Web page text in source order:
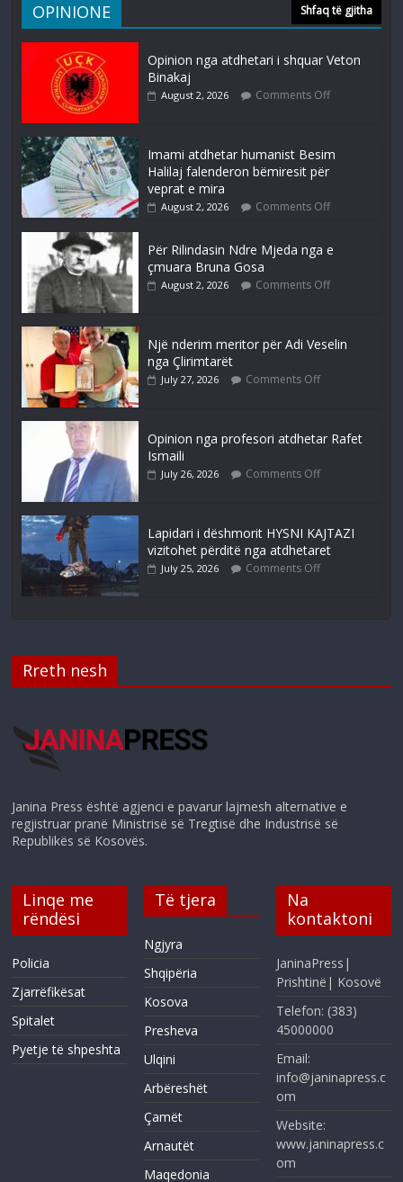
OPINIONE Shfaq të gjitha
Opinion nga atdhetari i shquar Veton
Binakaj
August 2, 2026 Comments Off
Imami atdhetar humanist Besim
Halilaj falenderon bëmiresit për
veprat e mira
August 2, 2026 Comments Off
Për Rilindasin Ndre Mjeda nga e
çmuara Bruna Gosa
August 2, 2026 Comments Off
Një nderim meritor për Adi Veselin
nga Çlirimtarët
July 27, 2026 Comments Off
Opinion nga profesori atdhetar Rafet
Ismaili
July 26, 2026 Comments Off
Lapidari i dëshmorit HYSNI KAJTAZI
vizitohet përditë nga atdhetaret
July 25, 2026 Comments Off
Rreth nesh
Janina Press është agjenci e pavarur lajmesh alternative e
regjistruar pranë Ministrisë së Tregtisë dhe Industrisë së
Republikës së Kosovës.
Linqe me
rëndësi
Policia
Zjarrëfikësat
Spitalet
Pyetje të shpeshta
Të tjera
Ngjyra
Shqipëria
Kosova
Presheva
Ulqini
Arbëreshët
Çamët
Arnautët
Maqedonia
Na
kontaktoni
JaninaPress|
Prishtinë| Kosovë
Telefon: (383)
45000000
Email:
info@janinapress.c
om
Website:
www.janinapress.c
om